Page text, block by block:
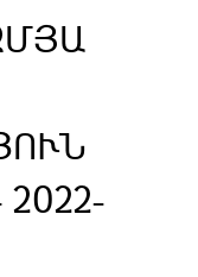
2022-